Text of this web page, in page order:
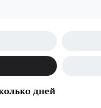
дней